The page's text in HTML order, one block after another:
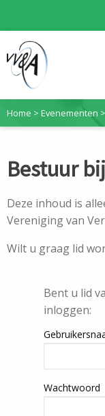
Home > Evenementen >
Bestuur
Deze inhoud is
Vereniging van
Wilt u graag lid
Bent u lid
inloggen:
Wachtwoord